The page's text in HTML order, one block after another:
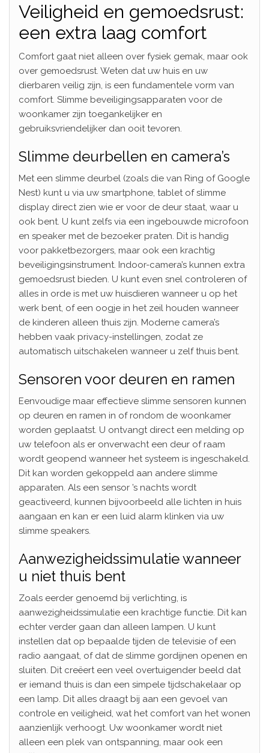
Veiligheid en gemoedsrust:
een extra laag comfort
Comfort gaat niet alleen over fysiek gemak, maar ook
over gemoedsrust. Weten dat uw huis en uw
dierbaren veilig zijn, is een fundamentele vorm van
comfort. Slimme beveiligingsapparaten voor de
woonkamer zijn toegankelijker en
gebruiksvriendelijker dan ooit tevoren.
Slimme deurbellen en camera’s
Met een slimme deurbel (zoals die van Ring of Google
Nest) kunt u via uw smartphone, tablet of slimme
display direct zien wie er voor de deur staat, waar u
ook bent. U kunt zelfs via een ingebouwde microfoon
en speaker met de bezoeker praten. Dit is handig
voor pakketbezorgers, maar ook een krachtig
beveiligingsinstrument. Indoor-camera’s kunnen extra
gemoedsrust bieden. U kunt even snel controleren of
alles in orde is met uw huisdieren wanneer u op het
werk bent, of een oogje in het zeil houden wanneer
de kinderen alleen thuis zijn. Moderne camera’s
hebben vaak privacy-instellingen, zodat ze
automatisch uitschakelen wanneer u zelf thuis bent.
Sensoren voor deuren en ramen
Eenvoudige maar effectieve slimme sensoren kunnen
op deuren en ramen in of rondom de woonkamer
worden geplaatst. U ontvangt direct een melding op
uw telefoon als er onverwacht een deur of raam
wordt geopend wanneer het systeem is ingeschakeld.
Dit kan worden gekoppeld aan andere slimme
apparaten. Als een sensor ’s nachts wordt
geactiveerd, kunnen bijvoorbeeld alle lichten in huis
aangaan en kan er een luid alarm klinken via uw
slimme speakers.
Aanwezigheidssimulatie wanneer
u niet thuis bent
Zoals eerder genoemd bij verlichting, is
aanwezigheidssimulatie een krachtige functie. Dit kan
echter verder gaan dan alleen lampen. U kunt
instellen dat op bepaalde tijden de televisie of een
radio aangaat, of dat de slimme gordijnen openen en
sluiten. Dit creëert een veel overtuigender beeld dat
er iemand thuis is dan een simpele tijdschakelaar op
een lamp. Dit alles draagt bij aan een gevoel van
controle en veiligheid, wat het comfort van het wonen
aanzienlijk verhoogt. Uw woonkamer wordt niet
alleen een plek van ontspanning, maar ook een